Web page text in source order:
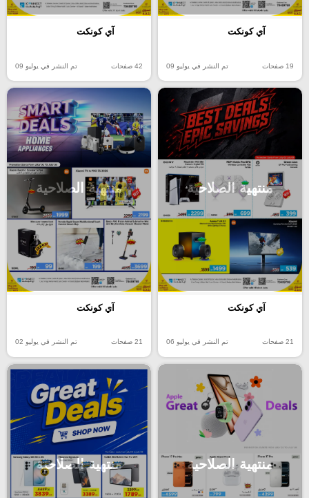
آي كونكت
19 صفحات تم النشر في يوليو 09
آي كونكت
42 صفحات تم النشر في يوليو 09
منتهية الصلاحية
آي كونكت
21 صفحات تم النشر في يوليو 06
منتهية الصلاحية
آي كونكت
21 صفحات تم النشر في يوليو 02
منتهية الصلاحية منتهية الصلاحية